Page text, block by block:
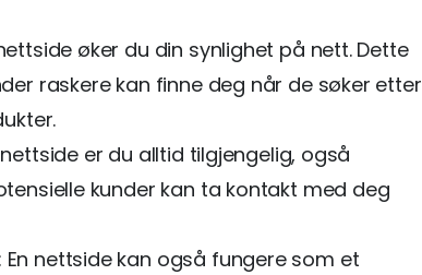
øker du din synlighet på nett. Dette
raskere kan finne deg når de søker etter
er du alltid tilgjengelig, også
kunder kan ta kontakt med deg
nettside kan også fungere som et